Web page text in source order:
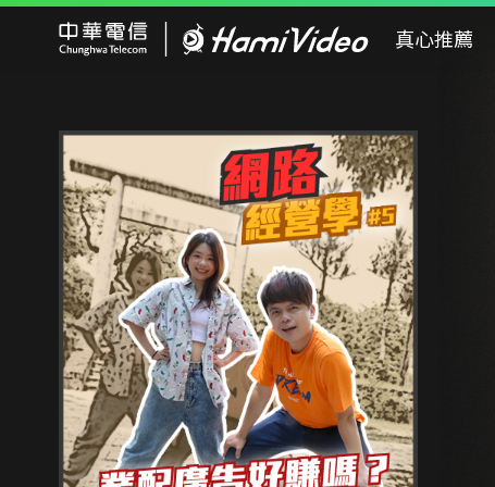
真心推薦